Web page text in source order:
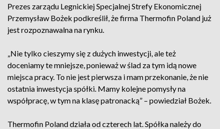
Prezes zarządu Legnickiej Specjalnej Strefy Ekonomicznej
Przemysław Bożek podkreślił, że firma Thermofin Poland już
jest rozpoznawalna na rynku.
„Nie tylko cieszymy się z dużych inwestycji, ale też
doceniamy te mniejsze, ponieważ w ślad za tym idą nowe
miejsca pracy. To nie jest pierwsza i mam przekonanie, że nie
ostatnia inwestycja spółki. Mamy kolejne pomysły na
współpracę, w tym na klasę patronacką” – powiedział Bożek.
Thermofin Poland działa od czterech lat. Spółka należy do